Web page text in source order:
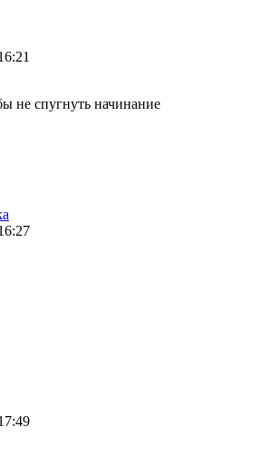
не спугнуть начинание